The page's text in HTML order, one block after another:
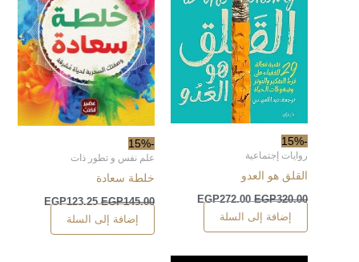
-15%
روايات إجتماعية
القلق هو العدو
EGP320.00
EGP272.00
إضافة إلى السلة
-15%
علم نفس و تطور ذات
خلطة سعادة
EGP145.00
EGP123.25
إضافة إلى السلة